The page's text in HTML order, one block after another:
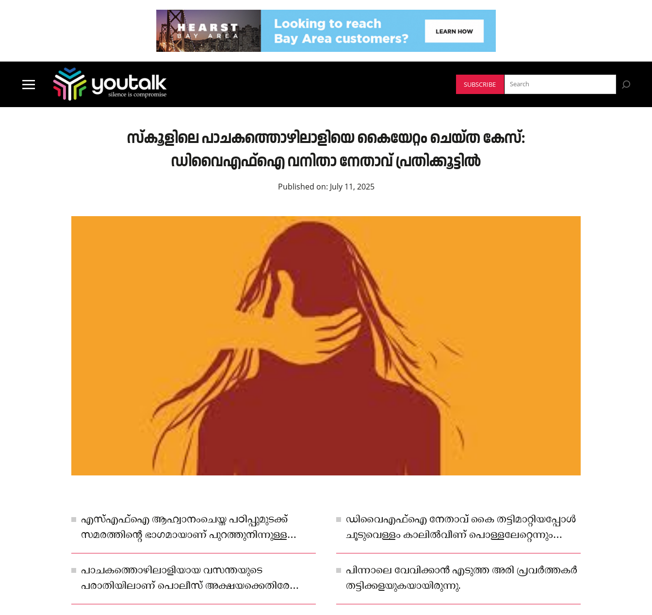
SUBSCRIBE
സ്‌കൂളിലെ പാചകത്തൊഴിലാളിയെ കൈയേറ്റം ചെയ്ത കേസ്:
ഡിവൈഎഫ്‌ഐ വനിതാ നേതാവ് പ്രതിക്കൂട്ടിൽ
Published on: July 11, 2025
എസ്എഫ്‌ഐ ആഹ്വാനംചെയ്ത പഠിപ്പുമുടക്ക്
സമരത്തിന്റെ ഭാഗമായാണ് പുറത്തുനിന്നുള്ള
ഡിവൈഎഫ്‌ഐ പ്രവർത്തകരടക്കം സ്കൂളിൽ
വന്നത്.
ഡിവൈഎഫ്‌ഐ നേതാവ് കൈ തട്ടിമാറ്റിയപ്പോൾ
ചൂടുവെള്ളം കാലിൽവീണ് പൊള്ളലേറ്റെന്നും
പരാതിയിൽ പറയുന്നു.
പാചകത്തൊഴിലാളിയായ വസന്തയുടെ
പരാതിയിലാണ് പൊലീസ് അക്ഷയക്കെതിരേ
കേസെടുത്തത്
പിന്നാലെ വേവിക്കാൻ എടുത്ത അരി പ്രവർത്തകർ
തട്ടിക്കളയുകയായിരുന്നു.